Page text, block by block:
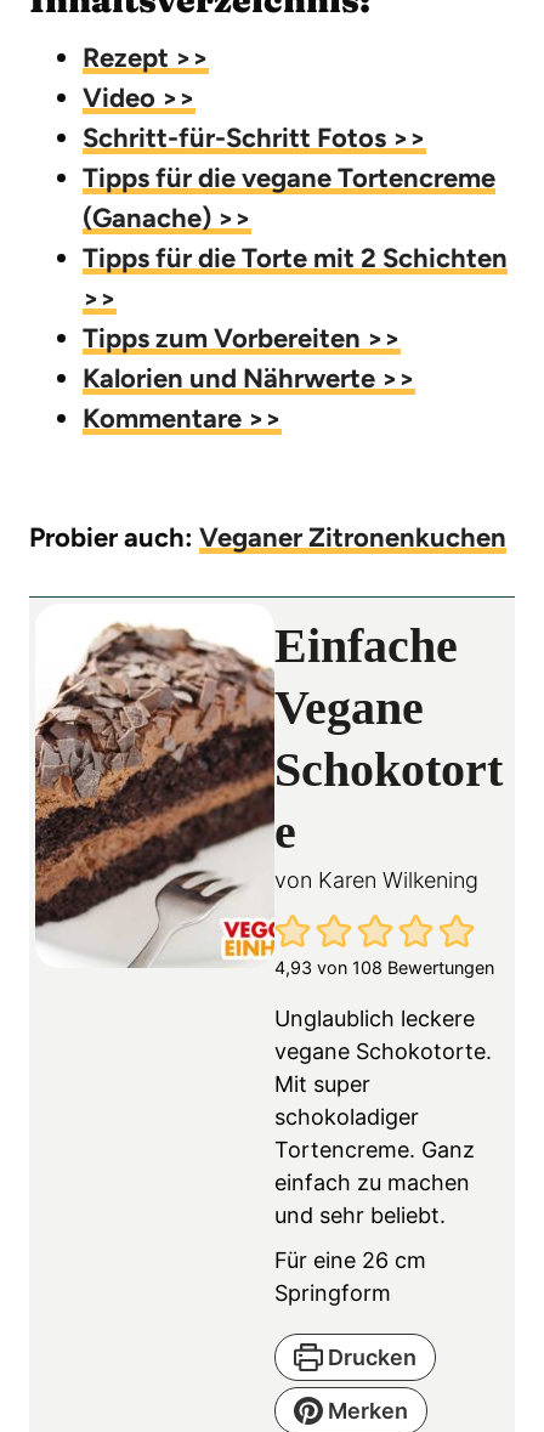
Rezept >>
Video >>
Schritt-für-Schritt Fotos >>
Tipps für die vegane Tortencreme
(Ganache) >>
Tipps für die Torte mit 2 Schichten
>>
Tipps zum Vorbereiten >>
Kalorien und Nährwerte >>
Kommentare >>
Probier auch: Veganer Zitronenkuchen
Einfache
Vegane
Schokotort
e
von Karen Wilkening
4,93 von 108 Bewertungen
Unglaublich leckere
vegane Schokotorte.
Mit super
schokoladiger
Tortencreme. Ganz
einfach zu machen
und sehr beliebt.
Für eine 26 cm
Springform
Drucken
Merken